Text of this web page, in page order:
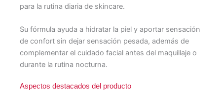
para la rutina diaria de skincare.
Su fórmula ayuda a hidratar la piel y aportar sensación
de confort sin dejar sensación pesada, además de
complementar el cuidado facial antes del maquillaje o
durante la rutina nocturna.
Aspectos destacados del producto